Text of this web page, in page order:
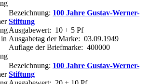
Bezeichnung: 100 Jahre Gustav-Werner-
Stiftung
Ausgabewert: 10 + 5 Pf
Ausgabetag der Marke: 03.09.1949
Auflage der Briefmarke: 400000
Bezeichnung: 100 Jahre Gustav-Werner-
Stiftung